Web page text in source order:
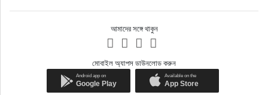
আমাদের সঙ্গে থাকুন
মোবাইল অ্যাপস ডাউনলোড করুন